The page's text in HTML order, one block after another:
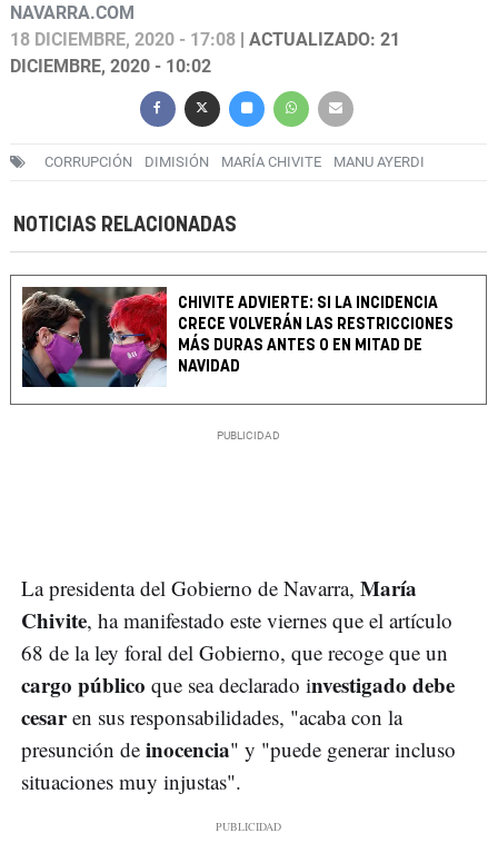
NAVARRA.COM
18 DICIEMBRE, 2020 - 17:08 | ACTUALIZADO: 21
DICIEMBRE, 2020 - 10:02
CORRUPCIÓN DIMISIÓN MARÍA CHIVITE MANU AYERDI
NOTICIAS RELACIONADAS
CHIVITE ADVIERTE: SI LA INCIDENCIA
CRECE VOLVERÁN LAS RESTRICCIONES
MÁS DURAS ANTES O EN MITAD DE
NAVIDAD
La presidenta del Gobierno de Navarra, María
Chivite, ha manifestado este viernes que el artículo
68 de la ley foral del Gobierno, que recoge que un
cargo público que sea declarado investigado debe
cesaren sus responsabilidades, "acaba con la
presunción de inocencia" y "puede generar incluso
situaciones muy injustas".